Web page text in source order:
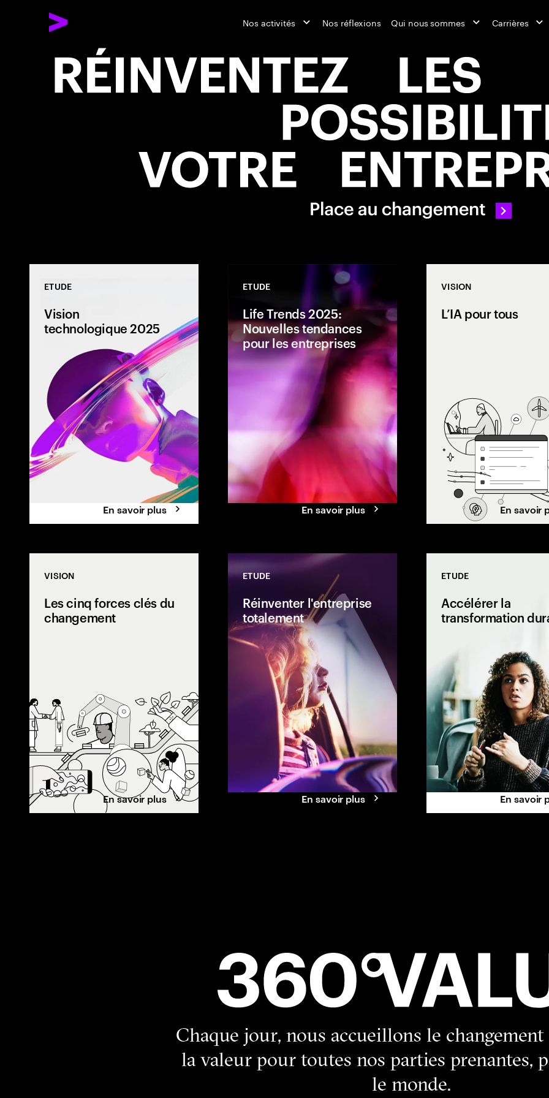
Nos activités Nos réflexions Qui nous sommes Carrières
Reinvent What Your Business Could Be
ETUDE
Vision
technologique 2025
Que se passe-t-il lorsque l'IA
fonctionne de manière autonome
dans une société où la confiance
est de plus en plus difficile à
En savoir plus
ETUDE
Life Trends 2025:
Nouvelles tendances
pour les entreprises
changements économiques,
technologiques et sociétaux. Nos
cinq tendances émergentes
explorent le prix de l'hésitation
la quête d’un équilibre avec la
technologie.
En savoir plus
VISION
L’IA pour tous
En savoir
VISION
Les cinq forces clés du
changement
Le rythme actuel des
perturbations offre une période
excitante de changement positif
pour les entreprises. Pour
naviguer dans cet environnement
complexe, les dirigeants devront
exploiter cinq forces clés du
En savoir plus
ETUDE
Réinventer l'entreprise
totalement
une stratégie délibérée de
réinvention permanente
améliorent leurs performances
financières, leur innovation, leur
résilience et la valeur qu'elles
apportent aux parties prenantes.
En savoir plus
ETUDE
Accélérer la
transformation
En savoir
Chaque jour, nous accueillons le
la valeur pour toutes nos parties prenantes,
le monde.